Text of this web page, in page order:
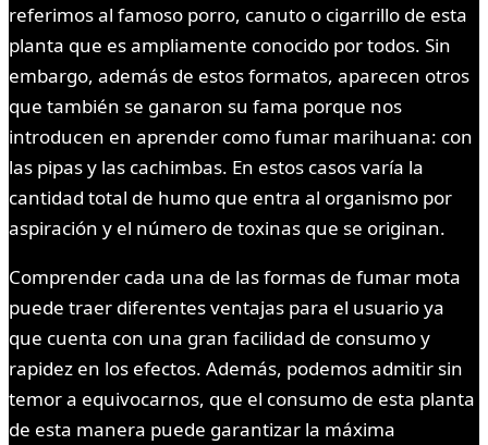
referimos al famoso porro, canuto o cigarrillo de esta
planta que es ampliamente conocido por todos. Sin
embargo, además de estos formatos, aparecen otros
que también se ganaron su fama porque nos
introducen en aprender como fumar marihuana: con
las pipas y las cachimbas. En estos casos varía la
cantidad total de humo que entra al organismo por
aspiración y el número de toxinas que se originan.
Comprender cada una de las formas de fumar mota
puede traer diferentes ventajas para el usuario ya
que cuenta con una gran facilidad de consumo y
rapidez en los efectos. Además, podemos admitir sin
temor a equivocarnos, que el consumo de esta planta
de esta manera puede garantizar la máxima